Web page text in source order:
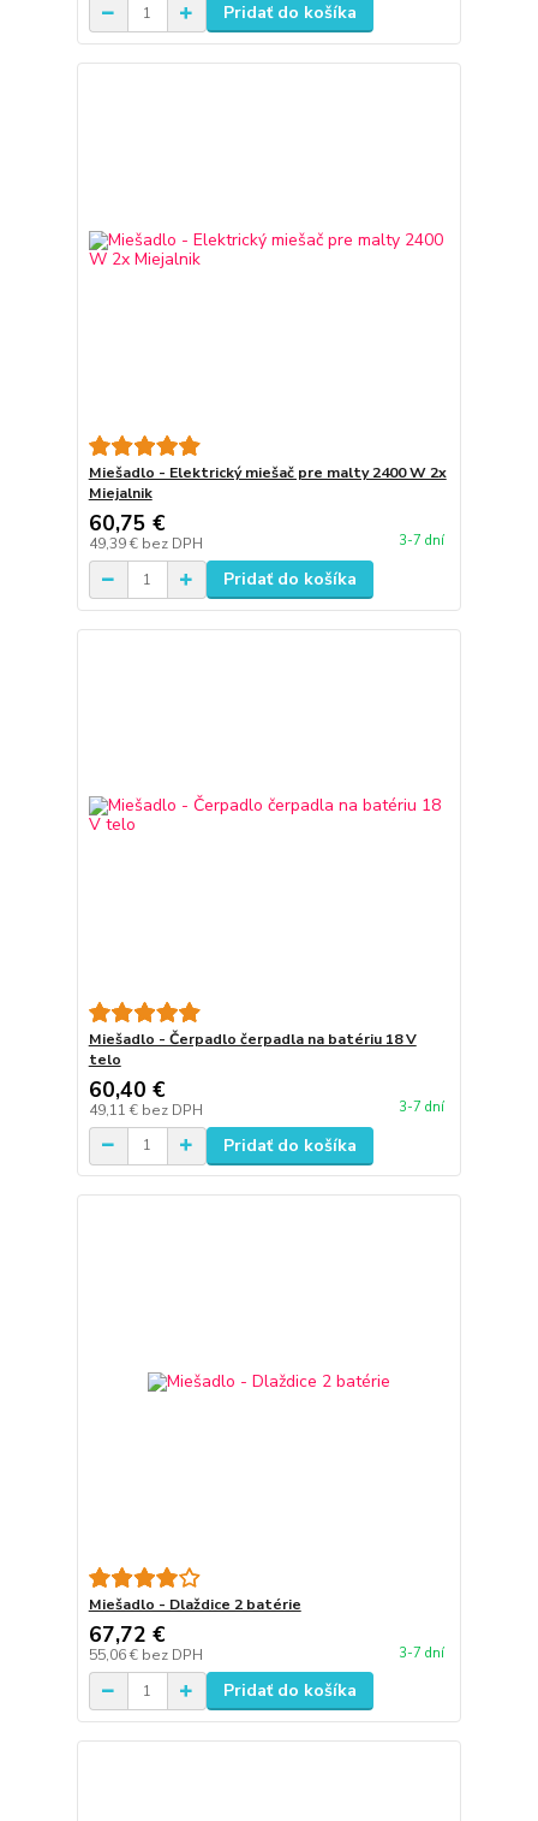
Pridať do košíka
Miešadlo - Elektrický miešač pre malty 2400 W 2x
Miejalnik
60,75 €
49,39 € bez DPH 3-7 dní
Pridať do košíka
Miešadlo - Čerpadlo čerpadla na batériu 18 V
telo
60,40 €
49,11 € bez DPH 3-7 dní
Pridať do košíka
Miešadlo - Dlaždice 2 batérie
67,72 €
55,06 € bez DPH 3-7 dní
Pridať do košíka